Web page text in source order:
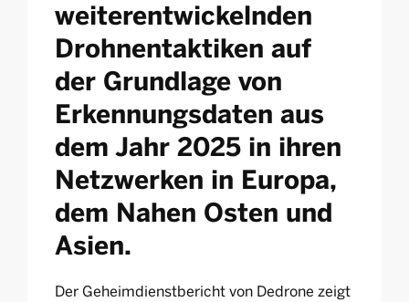
weiterentwickelnden
Drohnentaktiken auf
der Grundlage von
Erkennungsdaten aus
dem Jahr 2025 in ihren
Netzwerken in Europa,
dem Nahen Osten und
Asien.
Der Geheimdienstbericht von Dedrone zeigt